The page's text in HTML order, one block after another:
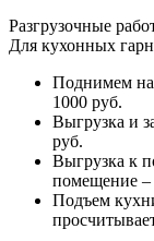
Разгрузочные
Для кухонных
Поднимем на
1000 руб.
Выгрузка и
руб.
Выгрузка к
помещение –
Подъем